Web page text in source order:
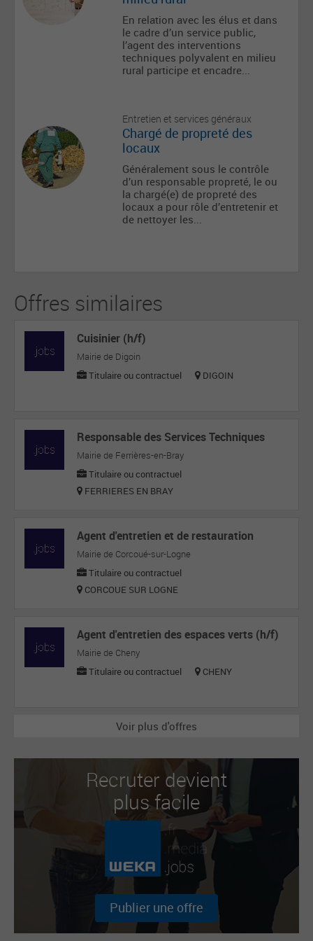
En relation avec les élus et dans
le cadre d’un service public,
l’agent des interventions
techniques polyvalent en milieu
rural participe et encadre...
Entretien et services généraux
Chargé de propreté des
locaux
Généralement sous le contrôle
d’un responsable propreté, le ou
la chargé(e) de propreté des
locaux a pour rôle d’entretenir et
de nettoyer les...
Offres similaires
Cuisinier (h/f)
Mairie de Digoin
Titulaire ou contractuel
DIGOIN
Responsable des Services Techniques
Mairie de Ferrières-en-Bray
Titulaire ou contractuel
FERRIERES EN BRAY
Agent d'entretien et de restauration
Mairie de Corcoué-sur-Logne
Titulaire ou contractuel
CORCOUE SUR LOGNE
Agent d'entretien des espaces verts (h/f)
Mairie de Cheny
Titulaire ou contractuel
CHENY
Voir plus d'offres
Recruter devient
plus facile
Publier une offre